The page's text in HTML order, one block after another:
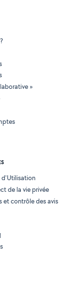
»
d'Utilisation
de la vie privée
et contrôle des avis